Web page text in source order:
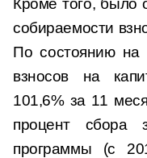
Кроме того, было
собираемости
По состоянию на
взносов на
101,6% за 11
процент сбора
программы (с